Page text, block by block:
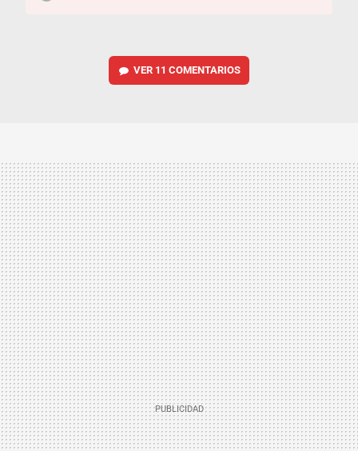
VER 11 COMENTARIOS